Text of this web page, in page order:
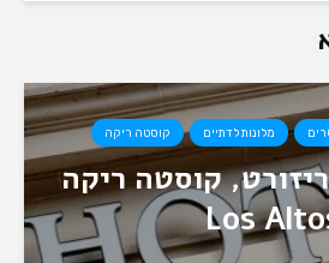
מלונות לדתיים קוסטה ריקה
קוסטה ריקה